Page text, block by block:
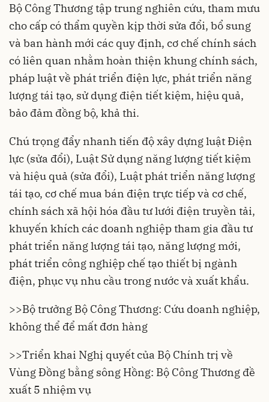
Bộ Công Thương tập trung nghiên cứu, tham mưu
cho cấp có thẩm quyền kịp thời sửa đổi, bổ sung
và ban hành mới các quy định, cơ chế chính sách
có liên quan nhằm hoàn thiện khung chính sách,
pháp luật về phát triển điện lực, phát triển năng
lượng tái tạo, sử dụng điện tiết kiệm, hiệu quả,
bảo đảm đồng bộ, khả thi.
Chú trọng đẩy nhanh tiến độ xây dựng luật Điện
lực (sửa đổi), Luật Sử dụng năng lượng tiết kiệm
và hiệu quả (sửa đổi), Luật phát triển năng lượng
tái tạo, cơ chế mua bán điện trực tiếp và cơ chế,
chính sách xã hội hóa đầu tư lưới điện truyền tải,
khuyến khích các doanh nghiệp tham gia đầu tư
phát triển năng lượng tái tạo, năng lượng mới,
phát triển công nghiệp chế tạo thiết bị ngành
điện, phục vụ nhu cầu trong nước và xuất khẩu.
>>Bộ trưởng Bộ Công Thương: Cứu doanh nghiệp,
không thể để mất đơn hàng
>>Triển khai Nghị quyết của Bộ Chính trị về
Vùng Đồng bằng sông Hồng: Bộ Công Thương đề
xuất 5 nhiệm vụ